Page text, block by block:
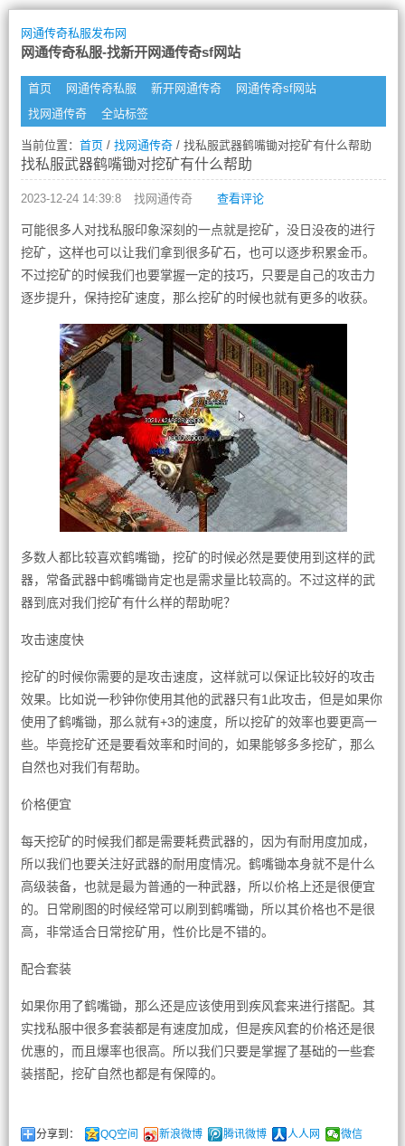
网通传奇私服发布网
网通传奇私服-找新开网通传奇sf网站
首页 网通传奇私服 新开网通传奇
网通传奇sf网站
找网通传奇
全站标签
当前位置： 首页/ 找网通传奇/ 找私服武器鹤嘴锄对挖矿有什么帮助
找私服武器鹤嘴锄对挖矿有什么帮助
2023-12-24 14:39:8 找网通传奇 查看评论
可能很多人对找私服印象深刻的一点就是挖矿，没日没夜的进行
挖矿，这样也可以让我们拿到很多矿石，也可以逐步积累金币。
不过挖矿的时候我们也要掌握一定的技巧，只要是自己的攻击力
逐步提升，保持挖矿速度，那么挖矿的时候也就有更多的收获。
多数人都比较喜欢鹤嘴锄，挖矿的时候必然是要使用到这样的武
器，常备武器中鹤嘴锄肯定也是需求量比较高的。不过这样的武
器到底对我们挖矿有什么样的帮助呢？
攻击速度快
挖矿的时候你需要的是攻击速度，这样就可以保证比较好的攻击
效果。比如说一秒钟你使用其他的武器只有1此攻击，但是如果你
使用了鹤嘴锄，那么就有+3的速度，所以挖矿的效率也要更高一
些。毕竟挖矿还是要看效率和时间的，如果能够多多挖矿，那么
自然也对我们有帮助。
价格便宜
每天挖矿的时候我们都是需要耗费武器的，因为有耐用度加成，
所以我们也要关注好武器的耐用度情况。鹤嘴锄本身就不是什么
高级装备，也就是最为普通的一种武器，所以价格上还是很便宜
的。日常刷图的时候经常可以刷到鹤嘴锄，所以其价格也不是很
高，非常适合日常挖矿用，性价比是不错的。
配合套装
如果你用了鹤嘴锄，那么还是应该使用到疾风套来进行搭配。其
实找私服中很多套装都是有速度加成，但是疾风套的价格还是很
优惠的，而且爆率也很高。所以我们只要是掌握了基础的一些套
装搭配，挖矿自然也都是有保障的。
分享到： QQ空间 新浪微博 腾讯微博 人人网 微信